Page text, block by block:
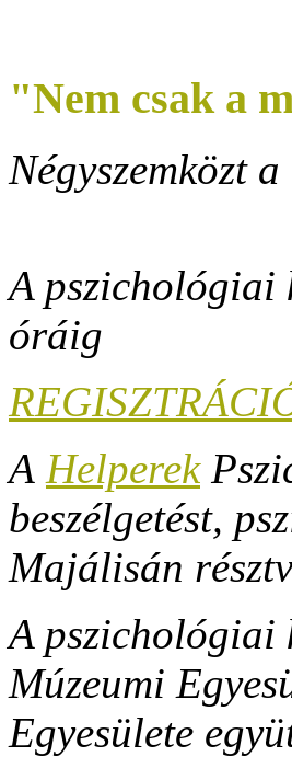
"Nem csak a
Négyszemközt
A pszichológiai
óráig
A Helperek
beszélgetést,
Majálisán
A pszichológiai
Múzeumi
Egyesülete